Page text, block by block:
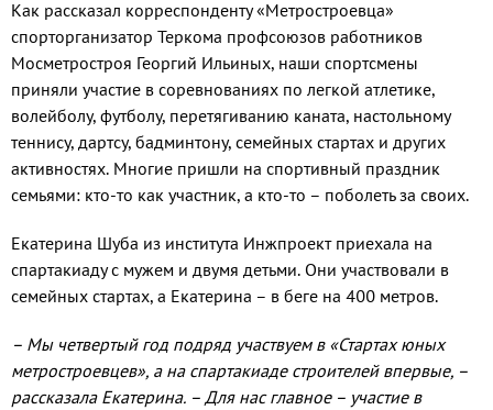
Как рассказал корреспонденту «Метростроевца»
спорторганизатор Теркома профсоюзов работников
Мосметростроя Георгий Ильиных, наши спортсмены
приняли участие в соревнованиях по легкой атлетике,
волейболу, футболу, перетягиванию каната, настольному
теннису, дартсу, бадминтону, семейных стартах и других
активностях. Многие пришли на спортивный праздник
семьями: кто-то как участник, а кто-то – поболеть за своих.
Екатерина Шуба из института Инжпроект приехала на
спартакиаду с мужем и двумя детьми. Они участвовали в
семейных стартах, а Екатерина – в беге на 400 метров.
– Мы четвертый год подряд участвуем в «Стартах юных
метростроевцев», а на спартакиаде строителей впервые, –
рассказала Екатерина. – Для нас главное – участие в